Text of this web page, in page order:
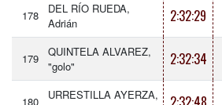
178
DEL RÍO RUEDA,
Adrián
2:32:29
179
QUINTELA ALVAREZ,
"golo"
2:32:34
180
URRESTILLA AYERZA,